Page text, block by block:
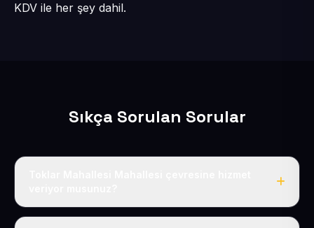
KDV ile her şey dahil.
Sıkça Sorulan Sorular
Evet, Toklar Mahallesi dahil tüm Tomarza ve Tomarza